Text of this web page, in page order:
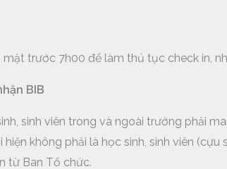
mặt trước 7h00 để làm thủ tục check in,
BIB
sinh viên trong và ngoài trường phải
không phải là học sinh, sinh viên
từ Ban Tổ chức.